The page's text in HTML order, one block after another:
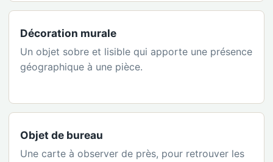
Décoration murale
Un objet sobre et lisible qui apporte une présence
géographique à une pièce.
Objet de bureau
Une carte à observer de près, pour retrouver les